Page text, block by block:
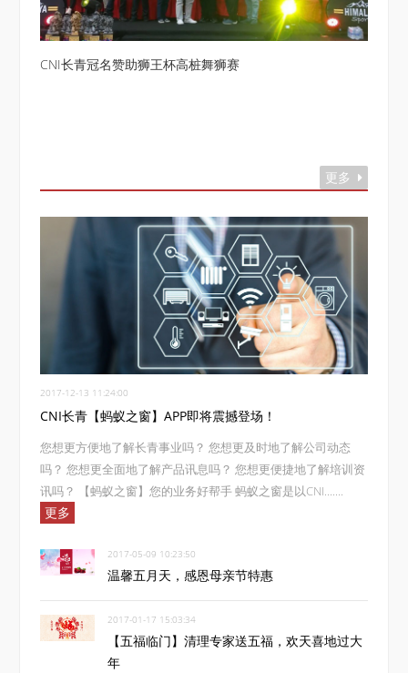
CNI长青冠名赞助狮王杯高桩舞狮赛
更多
2017-12-13 11:24:00
CNI长青【蚂蚁之窗】APP即将震撼登场！
您想更方便地了解长青事业吗？ 您想更及时地了解公司动态
吗？ 您想更全面地了解产品讯息吗？ 您想更便捷地了解培训资
讯吗？ 【蚂蚁之窗】您的业务好帮手 蚂蚁之窗是以CNI.......
更多
2017-05-09 10:23:50
温馨五月天，感恩母亲节特惠
2017-01-17 15:03:34
【五福临门】清理专家送五福，欢天喜地过大
年